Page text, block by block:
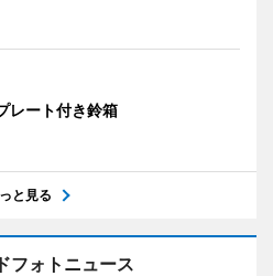
レート付き鈴箱
と見る
フォトニュース